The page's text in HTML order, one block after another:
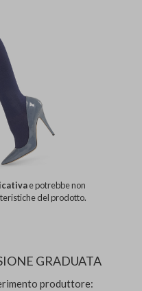
e potrebbe non
del prodotto.
GRADUATA
produttore: